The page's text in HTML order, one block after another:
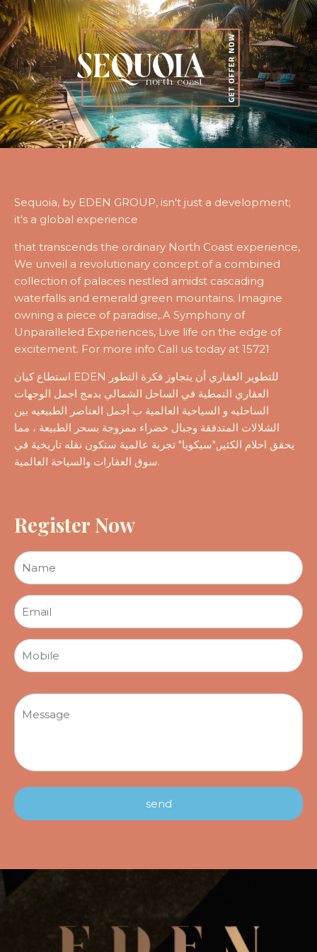
Sequoia, by EDEN GROUP, isn't just a development;
it's a global experience
that transcends the ordinary North Coast experience,
We unveil a revolutionary concept of a combined
collection of palaces nestled amidst cascading
waterfalls and emerald green mountains. Imagine
owning a piece of paradise,.A Symphony of
Unparalleled Experiences, Live life on the edge of
excitement. For more info Call us today at 15721
استطاع كيان EDEN للتطوير العقاري أن يتجاوز فكرة التطور
العقاري النمطية في الساحل الشمالي بدمج اجمل الوجهات
الساحليه و السياحية العالمية ب أجمل العناصر الطبيعيه بين
الشلالات المتدفقة وجبال خضراء ممزوجة بسحر الطبيعة ، مما
يحقق احلام الكثير,"سيكويا" تجربة عالمية ستكون نقله تاريخية في
سوق العقارات والسياحة العالمية.
Register Now